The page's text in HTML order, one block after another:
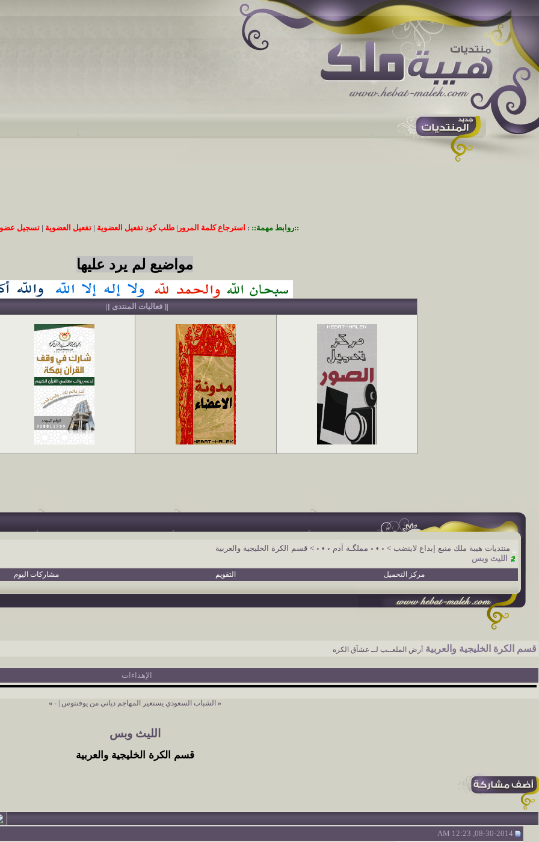
::روابط مهمة:: : استرجاع كلمة المرور |طلب كود تفعيل العضوية |تفعيل العضوية |تسجيل
مواضيع لم يرد عليها
|[ فعاليات المنتدى ]|
منتديات هيبة ملك منبع إبداع لاينضب > ◦ • ◦ مملگـة آدم ◦ • ◦ > قسم الكرة الخليجية والعربية
الليث وبس
مركز التحميل التقويم مشاركات اليوم
قسم الكرة الخليجية والعربية أرض الملعــب لــ عشآق الكره
الإهداءات
« الشباب السعودي يستعير المهاجم دياني من يوفنتوس |
-
»
الليث وبس
قسم الكرة الخليجية والعربية